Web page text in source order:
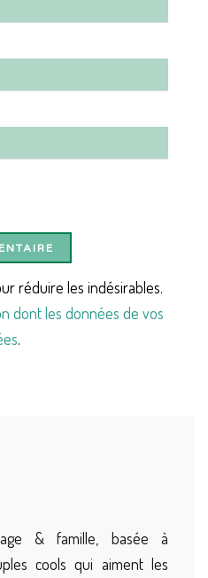
réduire les indésirables.
dont les données de vos
.
& famille, basée à
cools qui aiment les